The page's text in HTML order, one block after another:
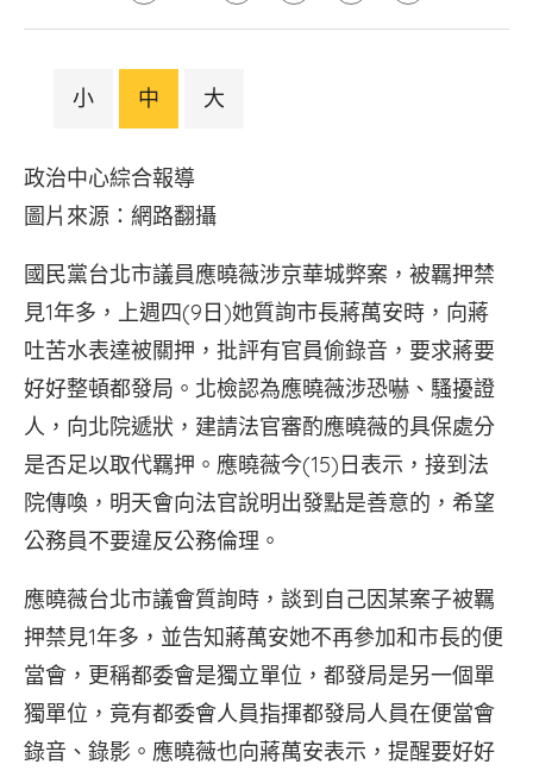
小 中 大
政治中心綜合報導
圖片來源：網路翻攝
國民黨台北市議員應曉薇涉京華城弊案，被羈押禁
見1年多，上週四(9日)她質詢市長蔣萬安時，向蔣
吐苦水表達被關押，批評有官員偷錄音，要求蔣要
好好整頓都發局。北檢認為應曉薇涉恐嚇、騷擾證
人，向北院遞狀，建請法官審酌應曉薇的具保處分
是否足以取代羈押。應曉薇今(15)日表示，接到法
院傳喚，明天會向法官說明出發點是善意的，希望
公務員不要違反公務倫理。
應曉薇台北市議會質詢時，談到自己因某案子被羈
押禁見1年多，並告知蔣萬安她不再參加和市長的便
當會，更稱都委會是獨立單位，都發局是另一個單
獨單位，竟有都委會人員指揮都發局人員在便當會
錄音、錄影。應曉薇也向蔣萬安表示，提醒要好好